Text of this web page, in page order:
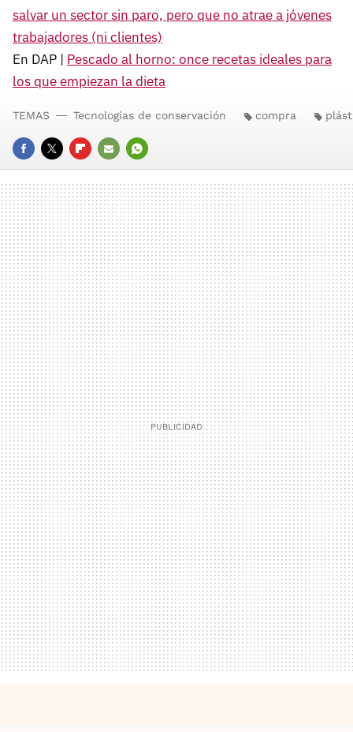
salvar un sector sin paro, pero que no atrae a jóvenes
trabajadores (ni clientes)
En DAP | Pescado al horno: once recetas ideales para
los que empiezan la dieta
FACEBOOK
TWITTERFLIPBOARD
E-
MAIL
WHATSAPP
TEMAS Tecnologías de conservación compra